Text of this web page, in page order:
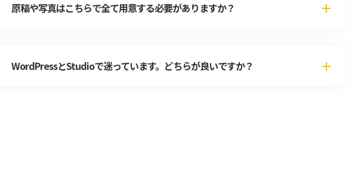
原稿や写真はこちらで全て用意する必要がありますか？
WordPressとStudioで迷っています。どちらが良いですか？